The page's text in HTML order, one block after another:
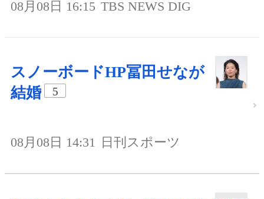
08月08日 16:15 TBS NEWS DIG
スノーボードHP冨田せなが
結婚
5
08月08日 14:31 日刊スポーツ